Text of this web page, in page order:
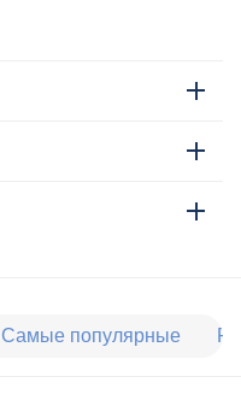
Самые популярные